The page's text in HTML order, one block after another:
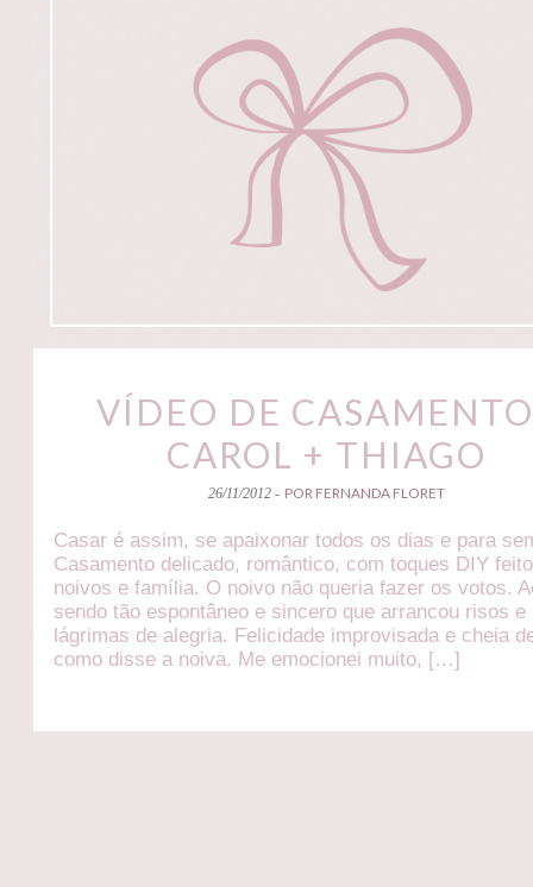
VÍDEO DE
CAROL + THIAGO
26/11/2012 - POR FERNANDA FLORET
Casar é assim, se apaixonar todos os dias e para
Casamento delicado, romântico, com toques DIY
noivos e família. O noivo não queria fazer os votos.
sendo tão espontâneo e sincero que arrancou risos e
lágrimas de alegria. Felicidade improvisada e cheia
como disse a noiva. Me emocionei muito, […]